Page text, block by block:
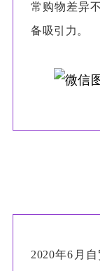
常购物差异
备吸引力。
2020年6月